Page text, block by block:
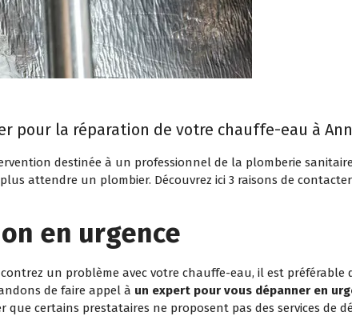
pour la réparation de votre chauffe-eau à
destinée à un professionnel de la plomberie
attendre un plombier. Découvrez ici 3 raisons de
en urgence
un problème avec votre chauffe-eau, il est
de faire appel à un expert pour vous dépanner en
certains prestataires ne proposent pas des services de